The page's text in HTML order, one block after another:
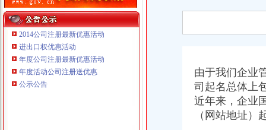
本站导航
2014公司注册最新优惠活动
进出口权优惠活动
年度公司注册最新优惠活动
年度活动公司注册送优惠
公示公告
重庆铭博投资咨询有限公司
由于我们企业
司起名总体上
近年来，企业
（网站地址）